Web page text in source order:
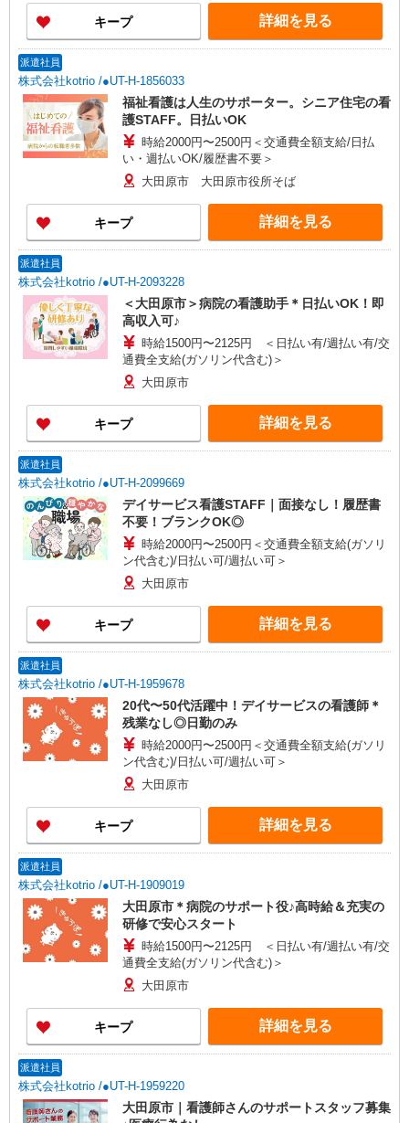
キープ 詳細を見る
派遣社員
株式会社kotrio /●UT-H-1856033
福祉看護は人生のサポーター。シニア住宅の看
護STAFF。日払いOK
時給2000円〜2500円＜交通費全額支給/日払
い・週払いOK/履歴書不要＞
大田原市 大田原市役所そば
キープ 詳細を見る
派遣社員
株式会社kotrio /●UT-H-2093228
＜大田原市＞病院の看護助手＊日払いOK！即
高収入可♪
時給1500円〜2125円 ＜日払い有/週払い有/交
通費全支給(ガソリン代含む)＞
大田原市
キープ 詳細を見る
派遣社員
株式会社kotrio /●UT-H-2099669
デイサービス看護STAFF｜面接なし！履歴書
不要！ブランクOK◎
時給2000円〜2500円＜交通費全額支給(ガソリ
ン代含む)/日払い可/週払い可＞
大田原市
キープ 詳細を見る
派遣社員
株式会社kotrio /●UT-H-1959678
20代〜50代活躍中！デイサービスの看護師＊
残業なし◎日勤のみ
時給2000円〜2500円＜交通費全額支給(ガソリ
ン代含む)/日払い可/週払い可＞
大田原市
キープ 詳細を見る
派遣社員
株式会社kotrio /●UT-H-1909019
大田原市＊病院のサポート役♪高時給＆充実の
研修で安心スタート
時給1500円〜2125円 ＜日払い有/週払い有/交
通費全支給(ガソリン代含む)＞
大田原市
キープ 詳細を見る
派遣社員
株式会社kotrio /●UT-H-1959220
大田原市｜看護師さんのサポートスタッフ募集